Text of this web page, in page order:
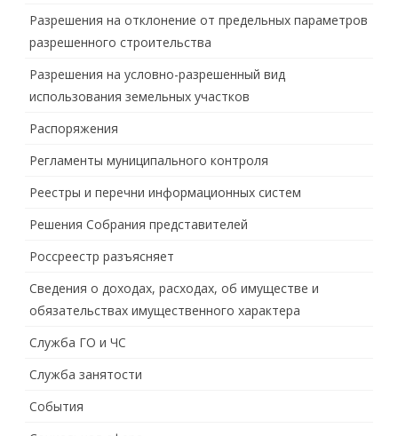
Разрешения на отклонение от предельных параметров
разрешенного строительства
Разрешения на условно-разрешенный вид
использования земельных участков
Распоряжения
Регламенты муниципального контроля
Реестры и перечни информационных систем
Решения Собрания представителей
Россреестр разъясняет
Сведения о доходах, расходах, об имуществе и
обязательствах имущественного характера
Служба ГО и ЧС
Служба занятости
События